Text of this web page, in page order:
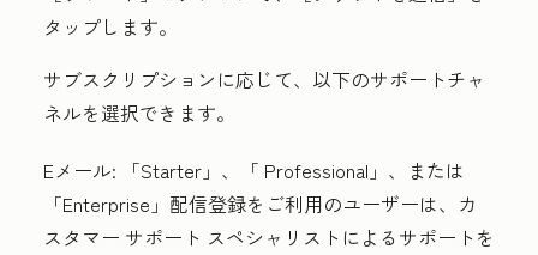
タップします。
サブスクリプションに応じて、以下のサポートチャ
ネルを選択できます。
Eメール: 「Starter 」、「 Professional 」、または
「Enterprise 」配信登録をご利用のユーザーは、カ
スタマー サポート スペシャリストによるサポートを